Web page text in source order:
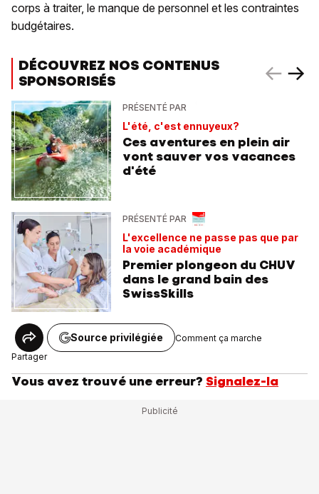
corps à traiter, le manque de personnel et les contraintes
budgétaires.
DÉCOUVREZ NOS CONTENUS
SPONSORISÉS
PRÉSENTÉ PAR
L'été, c'est ennuyeux?
Ces aventures en plein air
vont sauver vos vacances
d'été
PRÉSENTÉ PAR
L'excellence ne passe pas que par
la voie académique
Premier plongeon du CHUV
dans le grand bain des
SwissSkills
Partager
Source privilégiée Comment ça marche
Vous avez trouvé une erreur? Signalez-la